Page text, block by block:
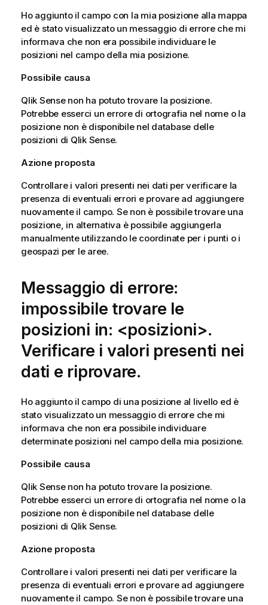
Ho aggiunto il campo con la mia posizione alla mappa
ed è stato visualizzato un messaggio di errore che mi
informava che non era possibile individuare le
posizioni nel campo della mia posizione.
Possibile causa
Qlik Sensenon ha potuto trovare la posizione.
Potrebbe esserci un errore di ortografia nel nome o la
posizione non è disponibile nel database delle
posizioni di Qlik Sense.
Azione proposta
Controllare i valori presenti nei dati per verificare la
presenza di eventuali errori e provare ad aggiungere
nuovamente il campo. Se non è possibile trovare una
posizione, in alternativa è possibile aggiungerla
manualmente utilizzando le coordinate per i punti o i
geospazi per le aree.
Messaggio di errore:
impossibile trovare le
posizioni in: <posizioni>.
Verificare i valori presenti nei
dati e riprovare.
Ho aggiunto il campo di una posizione al livello ed è
stato visualizzato un messaggio di errore che mi
informava che non era possibile individuare
determinate posizioni nel campo della mia posizione.
Possibile causa
Qlik Sensenon ha potuto trovare la posizione.
Potrebbe esserci un errore di ortografia nel nome o la
posizione non è disponibile nel database delle
posizioni di Qlik Sense.
Azione proposta
Controllare i valori presenti nei dati per verificare la
presenza di eventuali errori e provare ad aggiungere
nuovamente il campo. Se non è possibile trovare una